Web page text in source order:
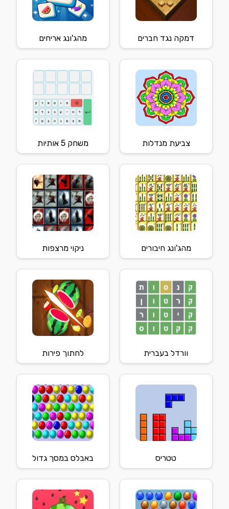
דמקה נגד חברים מהג'ונג אריחים
צביעת מנדלות משחק 5 אותיות
מהג'ונג חיבורים ניקוי מרצפות
וורדל בעברית לחתוך פירות
טטריס באבלס במסך גדול